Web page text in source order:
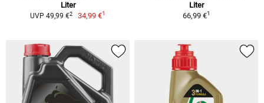
Liter
UVP 49,99 €2 34,99 €1
Liter
66,99 €1